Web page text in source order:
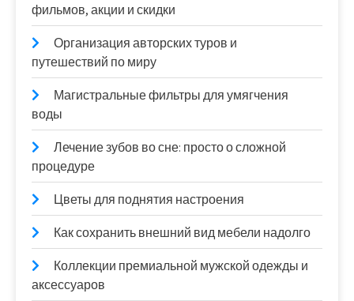
фильмов, акции и скидки
Организация авторских туров и
путешествий по миру
Магистральные фильтры для умягчения
воды
Лечение зубов во сне: просто о сложной
процедуре
Цветы для поднятия настроения
Как сохранить внешний вид мебели надолго
Коллекции премиальной мужской одежды и
аксессуаров